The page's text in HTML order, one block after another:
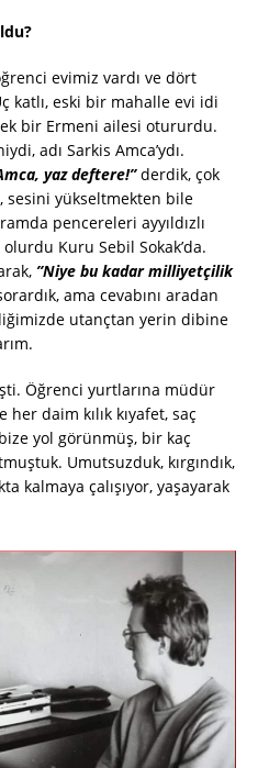
evimiz vardı ve dört
katlı, eski bir mahalle evi idi
bir Ermeni ailesi otururdu.
adı Sarkis Amca’ydı.
yaz deftere!”derdik, çok
sesini yükseltmekten bile
pencereleri ayyıldızlı
Kuru Sebil Sokak’da.
”Niye bu kadar milliyetçilik
ama cevabını aradan
utançtan yerin dibine
Öğrenci yurtlarına müdür
daim kılık kıyafet, saç
yol görünmüş, bir kaç
Umutsuzduk, kırgındık,
kalmaya çalışıyor, yaşayarak